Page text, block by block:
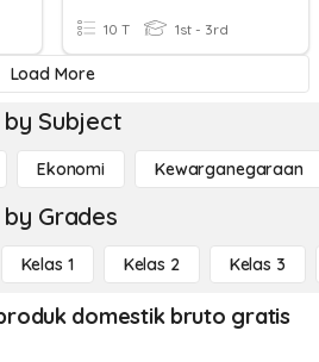
10 T 1st - 3rd
Load More
Subject
Ekonomi Kewarganegaraan
Grades
Kelas 1 Kelas 2 Kelas 3
domestik bruto gratis